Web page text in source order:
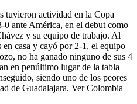
tuvieron actividad en la Copa
ante América, en el debut como
y su equipo de trabajo. Al
casa y cayó por 2-1, el equipo
no ha ganado ninguno de sus 4
en penúltimo lugar de la tabla
siendo uno de los peores
de Guadalajara. Ver Colombia